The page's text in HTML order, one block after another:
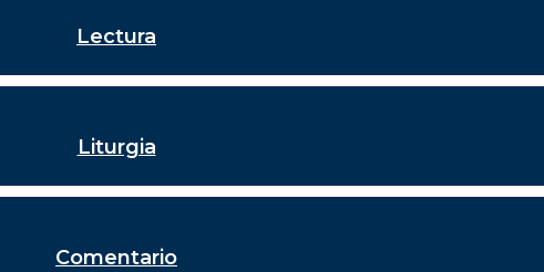
Lectura
Liturgia
Comentario